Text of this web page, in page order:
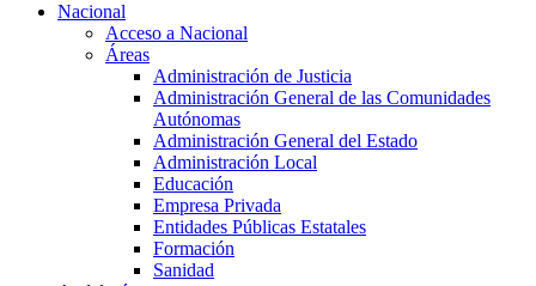
Nacional
Acceso a Nacional
Áreas
Administración de Justicia
Administración General de las Comunidades
Autónomas
Administración General del Estado
Administración Local
Educación
Empresa Privada
Entidades Públicas Estatales
Formación
Sanidad